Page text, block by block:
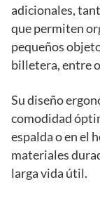
adicionales,
que permiten
pequeños
billetera, entre
Su diseño
comodidad
espalda o en el
materiales
larga vida útil.